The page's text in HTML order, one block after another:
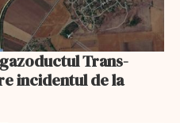
Trans-
incidentul de la